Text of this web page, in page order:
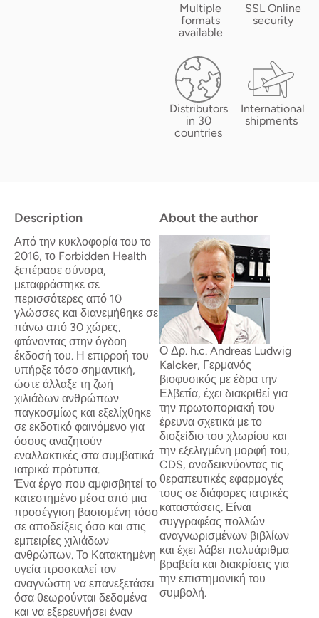
Multiple
formats
available
SSL Online
security
Distributors
in 30
countries
International
shipments
Description
Από την κυκλοφορία του το
2016, το Forbidden Health
ξεπέρασε σύνορα,
μεταφράστηκε σε
περισσότερες από 10
γλώσσες και διανεμήθηκε σε
πάνω από 30 χώρες,
φτάνοντας στην όγδοη
έκδοσή του. Η επιρροή του
υπήρξε τόσο σημαντική,
ώστε άλλαξε τη ζωή
χιλιάδων ανθρώπων
παγκοσμίως και εξελίχθηκε
σε εκδοτικό φαινόμενο για
όσους αναζητούν
εναλλακτικές στα συμβατικά
ιατρικά πρότυπα.
Ένα έργο που αμφισβητεί το
κατεστημένο μέσα από μια
προσέγγιση βασισμένη τόσο
σε αποδείξεις όσο και στις
εμπειρίες χιλιάδων
ανθρώπων. Το Κατακτημένη
υγεία προσκαλεί τον
αναγνώστη να επανεξετάσει
όσα θεωρούνται δεδομένα
και να εξερευνήσει έναν
About the author
Ο Δρ. h.c. Andreas Ludwig
Kalcker, Γερμανός
βιοφυσικός με έδρα την
Ελβετία, έχει διακριθεί για
την πρωτοποριακή του
έρευνα σχετικά με το
διοξείδιο του χλωρίου και
την εξελιγμένη μορφή του,
CDS, αναδεικνύοντας τις
θεραπευτικές εφαρμογές
τους σε διάφορες ιατρικές
καταστάσεις. Είναι
συγγραφέας πολλών
αναγνωρισμένων βιβλίων
και έχει λάβει πολυάριθμα
βραβεία και διακρίσεις για
την επιστημονική του
συμβολή.